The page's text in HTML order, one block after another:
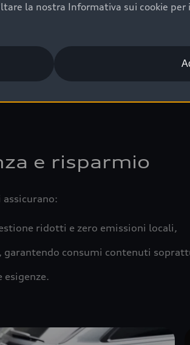
evidenzia cura e attenzione del
in ottimo stato garantiscono
l’usato garantito tramite Audi
fino a 4 anni per una maggiore
e risparmio
ridotti e zero emissioni locali,
consumi contenuti
la nostra Informativa sui cookie per